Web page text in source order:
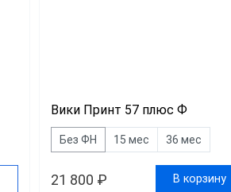
Вики Принт 57 плюс Ф
Без ФН 15 мес 36 мес
21 800 ₽ В корзину